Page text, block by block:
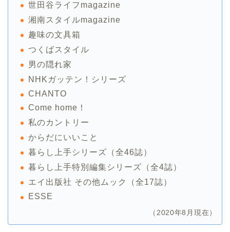
世田谷ライフmagazine
湘南スタイルmagazine
趣味の文具箱
つくばスタイル
男の隠れ家
NHKガッテン！シリーズ
CHANTO
Come home！
私のカントリー
からだにいいこと
暮らし上手シリーズ（全46誌）
暮らし上手特別編集シリーズ（全4誌）
エイ出版社 その他ムック（全17誌）
ESSE
（2020年8月現在）